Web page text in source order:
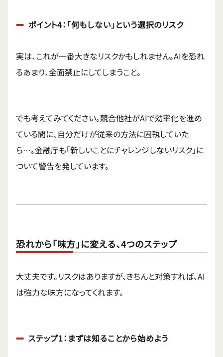
ポイント4：「何もしない」という選択のリスク
実は、これが一番大きなリスクかもしれません。AIを恐れ
るあまり、全面禁止にしてしまうこと。
でも考えてみてください。競合他社がAIで効率化を進め
ている間に、自分だけが従来の方法に固執していた
ら…。金融庁も「新しいことにチャレンジしないリスク」に
ついて警告を発しています。
恐れから「味方」に変える、4つのステップ
大丈夫です。リスクはありますが、きちんと対策すれば、AI
は強力な味方になってくれます。
ステップ1：まずは知ることから始めよう